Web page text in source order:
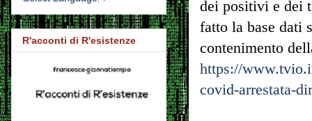
dei positivi e dei
fatto la base dati
contenimento
https://
covid-arrestata-
R'acconti di R'esistenze